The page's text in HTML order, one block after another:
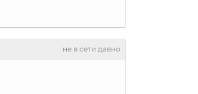
не в сети давно